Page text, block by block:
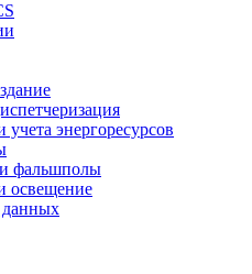
энергоресурсов
фальшполы
освещение